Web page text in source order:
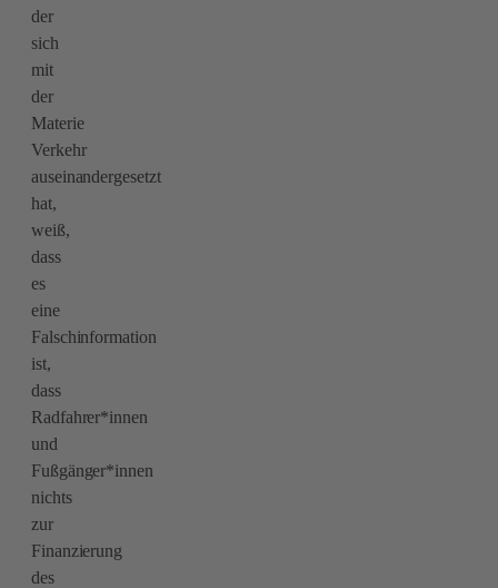
der
sich
mit
der
Materie
Verkehr
auseinandergesetzt
hat,
weiß,
dass
es
eine
Falschinformation
ist,
dass
Radfahrer*innen
und
Fußgänger*innen
nichts
zur
Finanzierung
des